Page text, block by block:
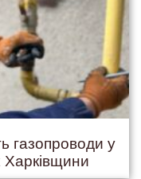
газопроводи у
Харківщини